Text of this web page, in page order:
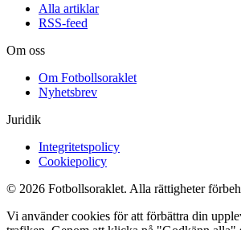
Alla artiklar
RSS-feed
Om oss
Om Fotbollsoraklet
Nyhetsbrev
Juridik
Integritetspolicy
Cookiepolicy
© 2026 Fotbollsoraklet. Alla rättigheter
Vi använder cookies för att förbättra din